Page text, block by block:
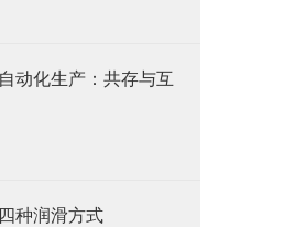
动化生产：共存与互
种润滑方式